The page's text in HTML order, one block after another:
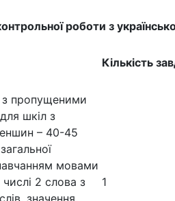
роботи з
Кількість
з пропущеними
шкіл з
– 40-45
мовами
2 слова з
1